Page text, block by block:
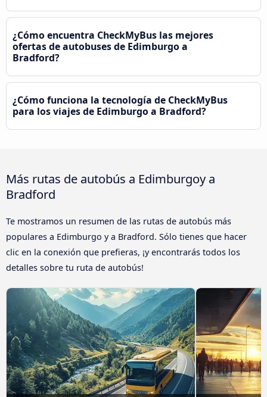
¿Cómo encuentra CheckMyBus las mejores
ofertas de autobuses de Edimburgo a
Bradford?
¿Cómo funciona la tecnología de CheckMyBus
para los viajes de Edimburgo a Bradford?
Más rutas de autobús a Edimburgoy a
Bradford
Te mostramos un resumen de las rutas de autobús más
populares a Edimburgo y a Bradford. Sólo tienes que hacer
clic en la conexión que prefieras, ¡y encontrarás todos los
detalles sobre tu ruta de autobús!